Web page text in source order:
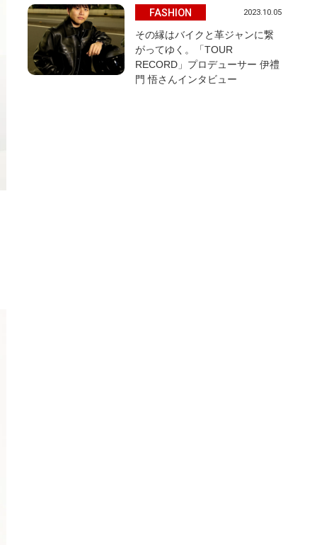
FASHION 2023.10.05
その縁はバイクと革ジャンに繋
がってゆく。「TOUR
RECORD」プロデューサー 伊禮
門 悟さんインタビュー